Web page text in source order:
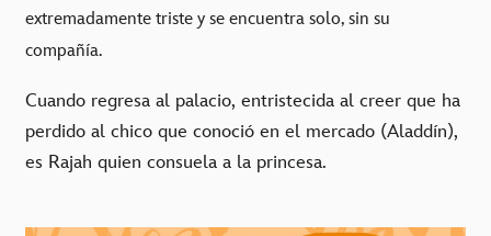
extremadamente triste y se encuentra solo, sin su
compañía.
Cuando regresa al palacio, entristecida al creer que ha
perdido al chico que conoció en el mercado (Aladdín),
es Rajah quien consuela a la princesa.